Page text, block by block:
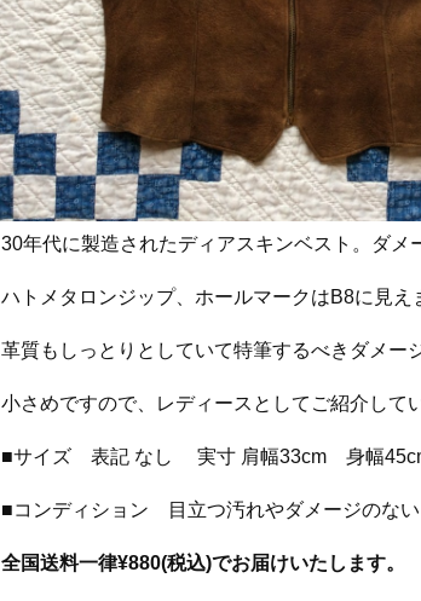
30年代に製造されたディアスキンベスト。ダメ
ハトメタロンジップ、ホールマークはB8に見え
革質もしっとりとしていて特筆するべきダメー
小さめですので、レディースとしてご紹介して
■サイズ 表記 なし 実寸 肩幅33cm 身幅
■コンディション 目立つ汚れやダメージのない
全国送料一律¥880(税込)でお届けいたします。